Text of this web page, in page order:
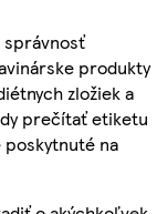
správnosť
produkty
zložiek a
prečítať etiketu
na